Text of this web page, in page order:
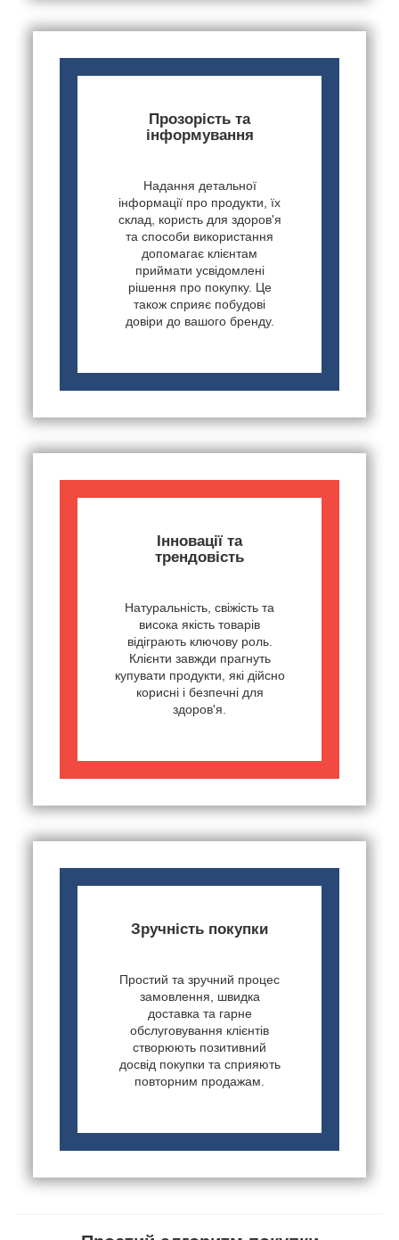
Прозорість та
інформування
Надання детальної
інформації про продукти, їх
склад, користь для здоров'я
та способи використання
допомагає клієнтам
приймати усвідомлені
рішення про покупку. Це
також сприяє побудові
довіри до вашого бренду.
Інновації та
трендовість
Натуральність, свіжість та
висока якість товарів
відіграють ключову роль.
Клієнти завжди прагнуть
купувати продукти, які дійсно
корисні і безпечні для
здоров'я.
Зручність покупки
Простий та зручний процес
замовлення, швидка
доставка та гарне
обслуговування клієнтів
створюють позитивний
досвід покупки та сприяють
повторним продажам.